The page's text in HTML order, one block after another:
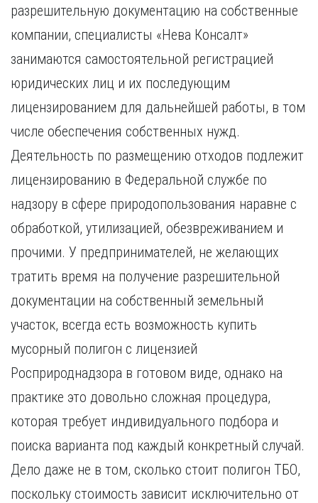
Киров
Красноярск
Курган
Л
Липецк
Махачкала
Мурманск
Н
Набережные Челны
Нижний Тагил
Новокузнецк
Улан-Удэ
Ульяновск
Уфа
Х
Хабаровск
Ч
Чебоксары
Челябинск
Чита
Я
Ярославль
разрешительную документацию на собственные
компании, специалисты «Нева Консалт»
занимаются самостоятельной регистрацией
юридических лиц и их последующим
лицензированием для дальнейшей работы, в том
числе обеспечения собственных нужд.
Деятельность по размещению отходов подлежит
лицензированию в Федеральной службе по
надзору в сфере природопользования наравне с
обработкой, утилизацией, обезвреживанием и
прочими. У предпринимателей, не желающих
тратить время на получение разрешительной
документации на собственный земельный
участок, всегда есть возможность купить
мусорный полигон с лицензией
Росприроднадзора в готовом виде, однако на
практике это довольно сложная процедура,
которая требует индивидуального подбора и
поиска варианта под каждый конкретный случай.
Дело даже не в том, сколько стоит полигон ТБО,
поскольку стоимость зависит исключительно от